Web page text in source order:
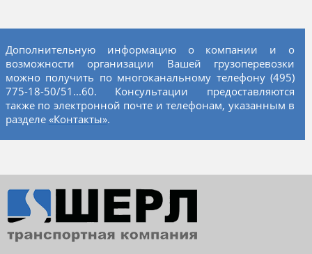
Дополнительную информацию о компании и о
возможности организации Вашей грузоперевозки
можно получить по многоканальному телефону (495)
775-18-50/51...60. Консультации предоставляются
также по электронной почте и телефонам, указанным в
разделе «Контакты».